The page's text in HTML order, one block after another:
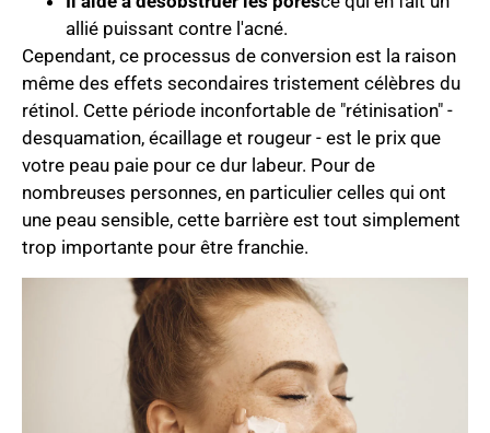
allié puissant contre l'acné.
Cependant, ce processus de conversion est la raison
même des effets secondaires tristement célèbres du
rétinol. Cette période inconfortable de "rétinisation" -
desquamation, écaillage et rougeur - est le prix que
votre peau paie pour ce dur labeur. Pour de
nombreuses personnes, en particulier celles qui ont
une peau sensible, cette barrière est tout simplement
trop importante pour être franchie.